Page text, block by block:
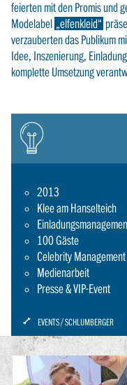
feierten mit den Promis und
Modelabel „elfenkleid“
verzauberten das Publikum
Idee, Inszenierung,
komplette Umsetzung
Icon:
gluehbirne
2013
Klee am Hanselteich
100 Gäste
Celebrity Management
Medienarbeit
Presse & VIP-Event
ICON:
SCHRAUBENSCHLUESSEL-
SMALL
EVENTS SCHLUMBERGER